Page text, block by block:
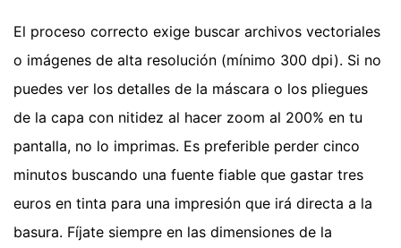
El proceso correcto exige buscar archivos vectoriales
o imágenes de alta resolución (mínimo 300 dpi). Si no
puedes ver los detalles de la máscara o los pliegues
de la capa con nitidez al hacer zoom al 200% en tu
pantalla, no lo imprimas. Es preferible perder cinco
minutos buscando una fuente fiable que gastar tres
euros en tinta para una impresión que irá directa a la
basura. Fíjate siempre en las dimensiones de la